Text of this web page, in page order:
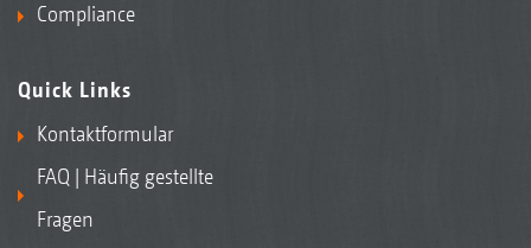
Compliance
Quick Links
Kontaktformular
FAQ | Häufig gestellte
Fragen